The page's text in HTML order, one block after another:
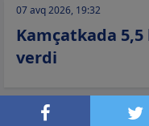
07 avq 2026, 19:32
Kamçatkada
verdi